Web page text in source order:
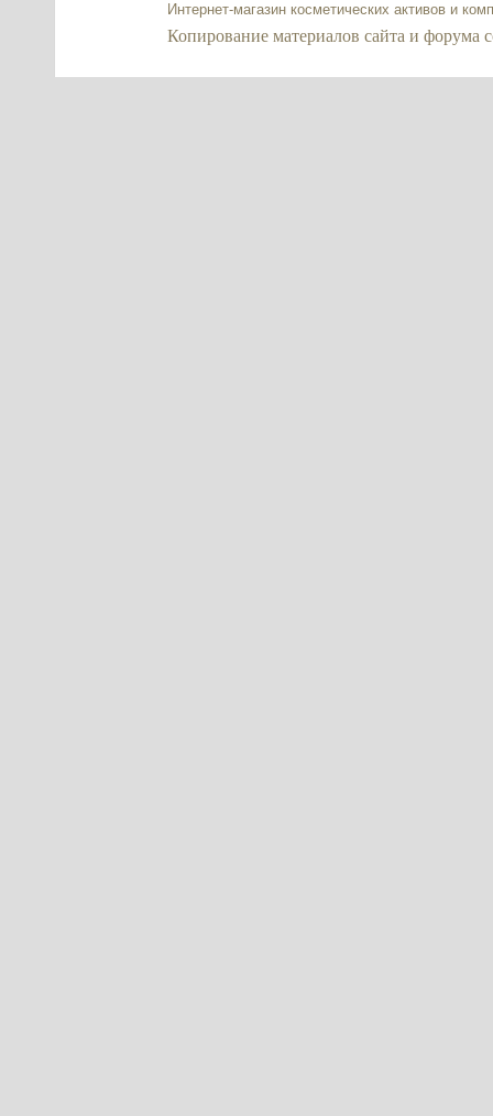
Интернет-магазин косметических активов и
Копирование материалов сайта и форума